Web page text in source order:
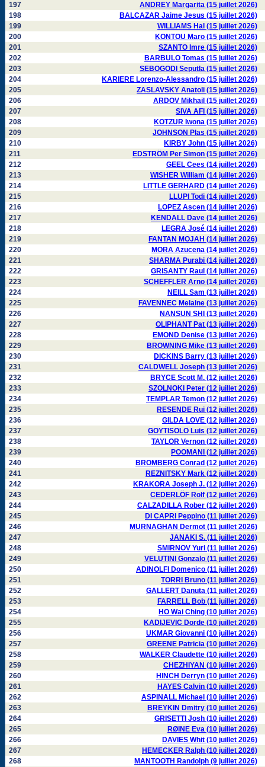
197
ANDREY Margarita (15 juillet 2026)
198
BALCAZAR Jaime Jesus (15 juillet 2026)
199
WILLIAMS Hal (15 juillet 2026)
200
KONTOU Maro (15 juillet 2026)
201
SZANTO Imre (15 juillet 2026)
202
BARBULO Tomas (15 juillet 2026)
203
SEBOGODI Seputla (15 juillet 2026)
204
KARIERE Lorenzo-Alessandro (15 juillet 2026)
205
ZASLAVSKY Anatoli (15 juillet 2026)
206
ARDOV Mikhail (15 juillet 2026)
207
SIVA AFI (15 juillet 2026)
208
KOTZUR Iwona (15 juillet 2026)
209
JOHNSON Plas (15 juillet 2026)
210
KIRBY John (15 juillet 2026)
211
EDSTRÖM Per Simon (15 juillet 2026)
212
GEEL Cees (14 juillet 2026)
213
WISHER William (14 juillet 2026)
214
LITTLE GERHARD (14 juillet 2026)
215
LLUPI Todi (14 juillet 2026)
216
LOPEZ Ascen (14 juillet 2026)
217
KENDALL Dave (14 juillet 2026)
218
LEGRA José (14 juillet 2026)
219
FANTAN MOJAH (14 juillet 2026)
220
MORA Azucena (14 juillet 2026)
221
SHARMA Purabi (14 juillet 2026)
222
GRISANTY Raul (14 juillet 2026)
223
SCHEFFLER Arno (14 juillet 2026)
224
NEILL Sam (13 juillet 2026)
225
FAVENNEC Melaine (13 juillet 2026)
226
NANSUN SHI (13 juillet 2026)
227
OLIPHANT Pat (13 juillet 2026)
228
EMOND Denise (13 juillet 2026)
229
BROWNING Mike (13 juillet 2026)
230
DICKINS Barry (13 juillet 2026)
231
CALDWELL Joseph (13 juillet 2026)
232
BRYCE Scott M. (12 juillet 2026)
233
SZOLNOKI Peter (12 juillet 2026)
234
TEMPLAR Temon (12 juillet 2026)
235
RESENDE Rui (12 juillet 2026)
236
GILDA LOVE (12 juillet 2026)
237
GOYTISOLO Luis (12 juillet 2026)
238
TAYLOR Vernon (12 juillet 2026)
239
POOMANI (12 juillet 2026)
240
BROMBERG Conrad (12 juillet 2026)
241
REZNITSKY Mark (12 juillet 2026)
242
KRAKORA Joseph J. (12 juillet 2026)
243
CEDERLÖF Rolf (12 juillet 2026)
244
CALZADILLA Rober (12 juillet 2026)
245
DI CAPRI Peppino (11 juillet 2026)
246
MURNAGHAN Dermot (11 juillet 2026)
247
JANAKI S. (11 juillet 2026)
248
SMIRNOV Yuri (11 juillet 2026)
249
VELUTINI Gonzalo (11 juillet 2026)
250
ADINOLFI Domenico (11 juillet 2026)
251
TORRI Bruno (11 juillet 2026)
252
GALLERT Danuta (11 juillet 2026)
253
FARRELL Bob (11 juillet 2026)
254
HO Wai Ching (10 juillet 2026)
255
KADIJEVIC Dorde (10 juillet 2026)
256
UKMAR Giovanni (10 juillet 2026)
257
GREENE Patricia (10 juillet 2026)
258
WALKER Claudette (10 juillet 2026)
259
CHEZHIYAN (10 juillet 2026)
260
HINCH Derryn (10 juillet 2026)
261
HAYES Calvin (10 juillet 2026)
262
ASPINALL Michael (10 juillet 2026)
263
BREYKIN Dmitry (10 juillet 2026)
264
GRISETTI Josh (10 juillet 2026)
265
RØINE Eva (10 juillet 2026)
266
DAVIES Whit (10 juillet 2026)
267
HEMECKER Ralph (10 juillet 2026)
268
MANTOOTH Randolph (9 juillet 2026)